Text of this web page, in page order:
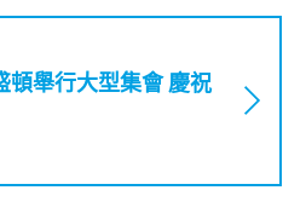
頓舉行大型集會 慶祝